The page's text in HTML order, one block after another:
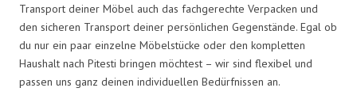
Transport deiner Möbel auch das fachgerechte Verpacken und
den sicheren Transport deiner persönlichen Gegenstände. Egal ob
du nur ein paar einzelne Möbelstücke oder den kompletten
Haushalt nach Pitesti bringen möchtest – wir sind flexibel und
passen uns ganz deinen individuellen Bedürfnissen an.